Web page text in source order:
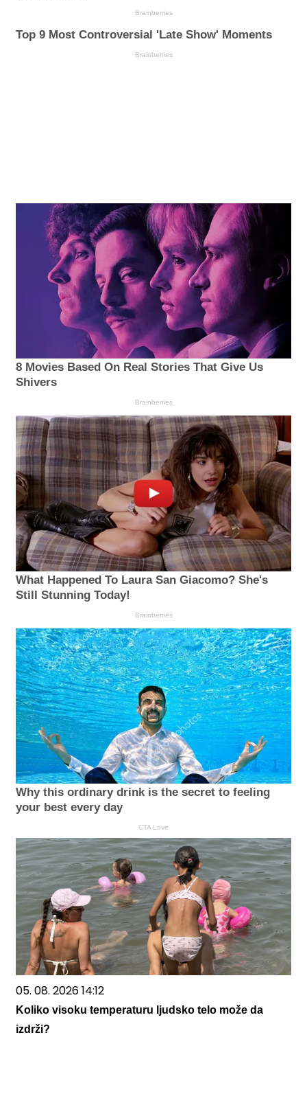
Brainberries
Top 9 Most Controversial 'Late Show' Moments
Brainberries
8 Movies Based On Real Stories That Give Us
Shivers
Brainberries
What Happened To Laura San Giacomo? She's
Still Stunning Today!
Brainberries
Why this ordinary drink is the secret to feeling
your best every day
CTA Love
05. 08. 2026 14:12
Koliko visoku temperaturu ljudsko telo može da
izdrži?